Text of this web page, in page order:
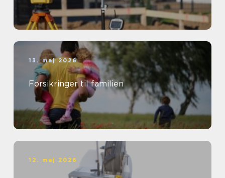
13. maj 2026
Forsikringer til familien
12. maj 2026